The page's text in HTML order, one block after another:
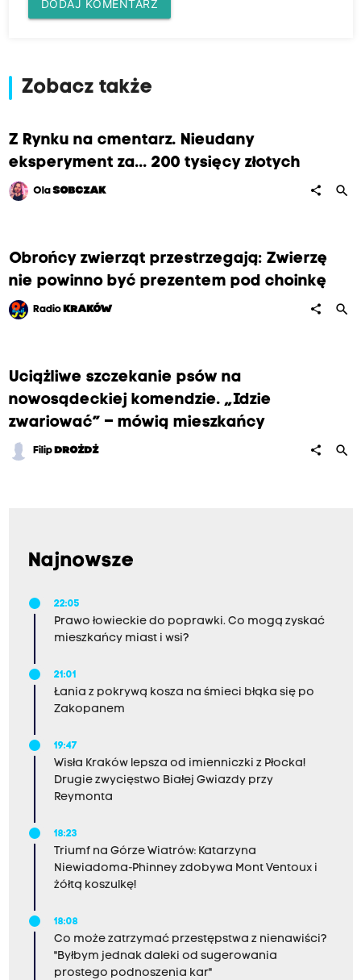
DODAJ KOMENTARZ
Zobacz także
Z Rynku na cmentarz. Nieudany
eksperyment za... 200 tysięcy złotych
OlaSOBCZAK share search
Obrońcy zwierząt przestrzegają: Zwierzę
nie powinno być prezentem pod choinkę
Radio KRAKÓW share search
Uciążliwe szczekanie psów na
nowosądeckiej komendzie. „Idzie
zwariować” – mówią mieszkańcy
Filip DROŻDŻ share search
Najnowsze
22:05
Prawo łowieckie do poprawki. Co mogą zyskać
mieszkańcy miast i wsi?
21:01
Łania z pokrywą kosza na śmieci błąka się po
Zakopanem
19:47
Wisła Kraków lepsza od imienniczki z Płocka!
Drugie zwycięstwo Białej Gwiazdy przy
Reymonta
18:23
Triumf na Górze Wiatrów: Katarzyna
Niewiadoma-Phinney zdobywa Mont Ventoux i
żółtą koszulkę!
18:08
Co może zatrzymać przestępstwa z nienawiści?
"Byłbym jednak daleki od sugerowania
prostego podnoszenia kar"